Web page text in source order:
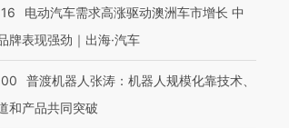
的吸金
”？
毒品
育部长拱下台
电动汽车需求高涨驱动澳洲车市增长 中
牌表现强劲｜出海·汽车
普渡机器人张涛：机器人规模化靠技术、
和产品共同突破